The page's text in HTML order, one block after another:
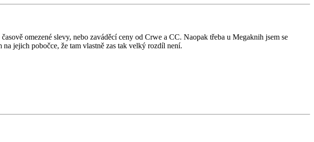
omezené slevy, nebo zaváděcí ceny od Crwe a CC. Naopak třeba u Megaknih jsem se
jejich pobočce, že tam vlastně zas tak velký rozdíl není.